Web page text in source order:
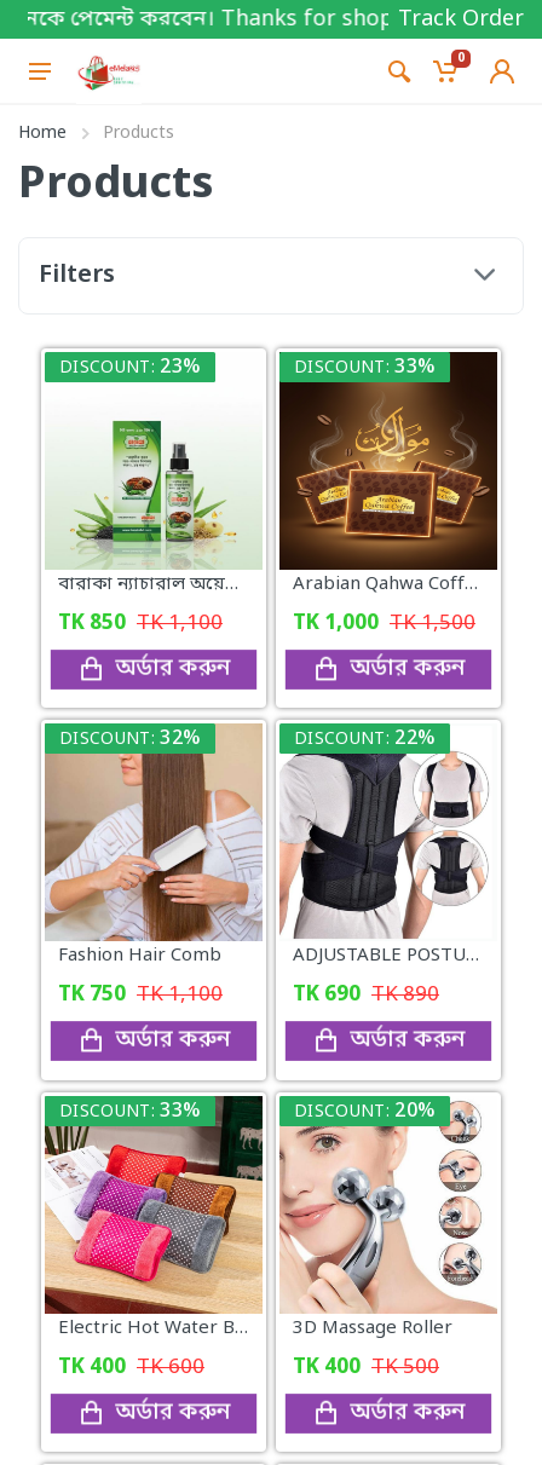
পেমেন্ট করবেন। Thanks for shopping! Track Order
0
Home Products
Products
Filters
DISCOUNT: 23%
বারাকা ন্যাচারাল অয়েল (Baraka Natural oil) – 120 মিলি
TK 850 TK1,100
অর্ডার করুন
DISCOUNT: 33%
Arabian Qahwa Coffee – অরিজিনাল আরবীয় কফি
TK 1,000 TK1,500
অর্ডার করুন
DISCOUNT: 32%
Fashion Hair Comb
TK 750 TK1,100
অর্ডার করুন
DISCOUNT: 22%
ADJUSTABLE POSTURE Back Support Belt (UNISEX)
TK 690 TK890
অর্ডার করুন
DISCOUNT: 33%
Electric Hot Water Bag
TK 400 TK600
অর্ডার করুন
DISCOUNT: 20%
3D Massage Roller
TK 400 TK500
অর্ডার করুন